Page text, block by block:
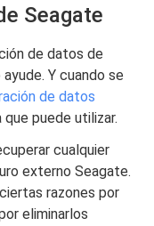
Seagate
de datos de
Y cuando se
de datos
puede utilizar.
cualquier
externo Seagate.
razones por
eliminarlos